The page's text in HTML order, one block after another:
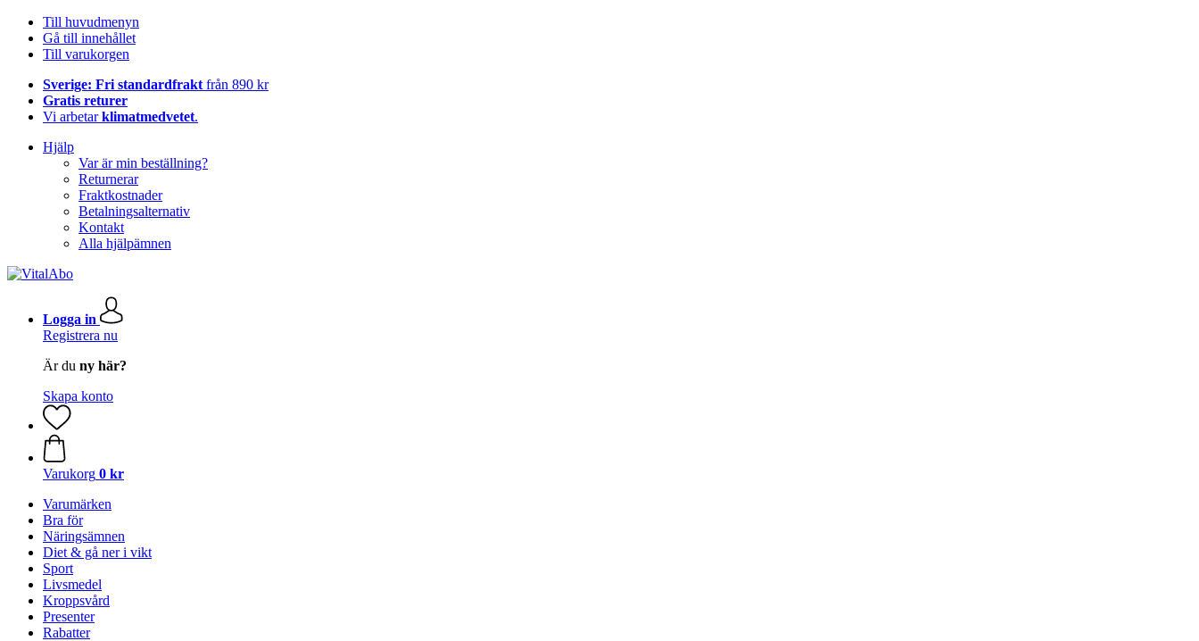
Till huvudmenyn
Gå till innehållet
Till varukorgen
Sverige: Fri standardfrakt från 890 kr
Gratis returer
Vi arbetarklimatmedvetet.
Hjälp
Var är min beställning?
Returnerar
Fraktkostnader
Betalningsalternativ
Kontakt
Alla hjälpämnen
Logga in
Registrera nu
Är du ny här?
Skapa konto
Varukorg 0 kr
Varumärken
Bra för
Näringsämnen
Diet & gå ner i vikt
Sport
Livsmedel
Kroppsvård
Presenter
Rabatter